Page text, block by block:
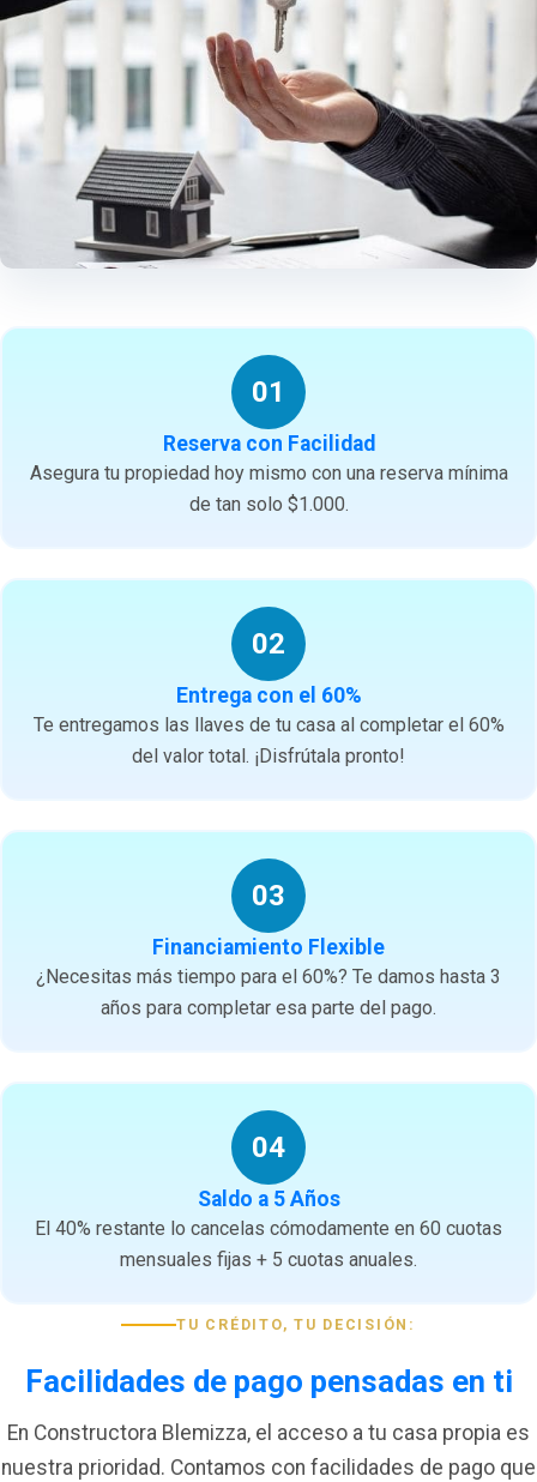
01
Reserva con Facilidad
Asegura tu propiedad hoy mismo con una reserva mínima
de tan solo $1.000.
02
Entrega con el 60%
Te entregamos las llaves de tu casa al completar el 60%
del valor total. ¡Disfrútala pronto!
03
Financiamiento Flexible
¿Necesitas más tiempo para el 60%? Te damos hasta 3
años para completar esa parte del pago.
04
Saldo a 5 Años
El 40% restante lo cancelas cómodamente en 60 cuotas
mensuales fijas + 5 cuotas anuales.
TU CRÉDITO, TU DECISIÓN:
Facilidades de pago pensadas en ti
En Constructora Blemizza, el acceso a tu casa propia es
nuestra prioridad. Contamos con facilidades de pago que